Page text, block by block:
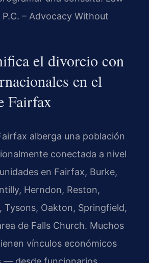
– Advocacy Without
el divorcio con
en el
Fairfax
alberga una población
conectada a nivel
en Fairfax, Burke,
Herndon, Reston,
Tysons, Oakton, Springfield,
de Falls Church. Muchos
vínculos económicos